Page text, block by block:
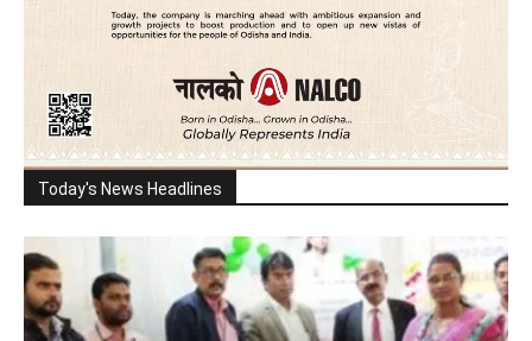
Today's News Headlines